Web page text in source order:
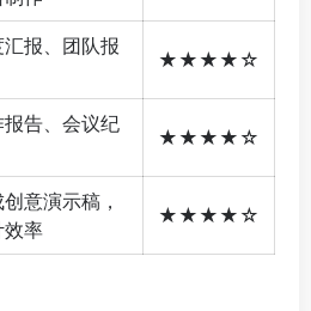
报、团队报
★★★★☆
报告、会议纪
★★★★☆
意演示稿，
效率
★★★★☆